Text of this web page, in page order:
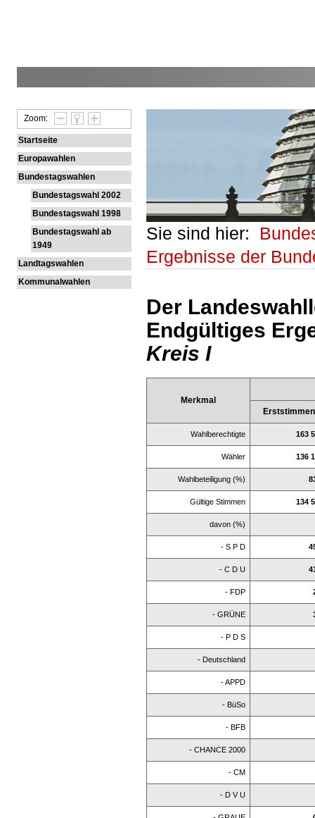
Zoom:
Startseite
Europawahlen
Bundestagswahlen
Bundestagswahl 2002
Bundestagswahl 1998
Bundestagswahl ab
1949
Landtagswahlen
Kommunalwahlen
Sie sind hier:
Ergebnisse der
Der
Endgültiges
Kreis I
Merkmal
Erststimmen
Wahlberechtigte 163
Wähler 136
Wahlbeteiligung (%)
Gültige Stimmen 134
davon (%)
- S P D
- C D U
- FDP
- GRÜNE
- P D S
- Deutschland
- APPD
- BüSo
- BFB
- CHANCE 2000
- CM
- D V U